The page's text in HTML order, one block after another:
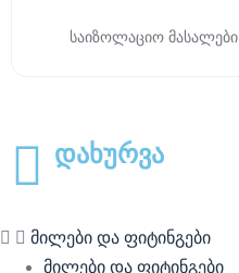
საიზოლაციო მასალები
დახურვა
მილები და ფიტინგები
მილები და ფიტინგები